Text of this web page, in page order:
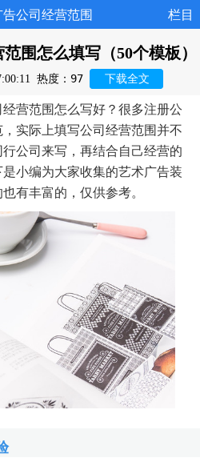
告公司经营范围 栏目
围怎么填写（50个模板）
热度： 97 下载全文
经营范围怎么写好？很多注册公
实际上填写公司经营范围并不
公司来写，再结合自己经营的
小编为大家收集的艺术广告装
有丰富的，仅供参考。